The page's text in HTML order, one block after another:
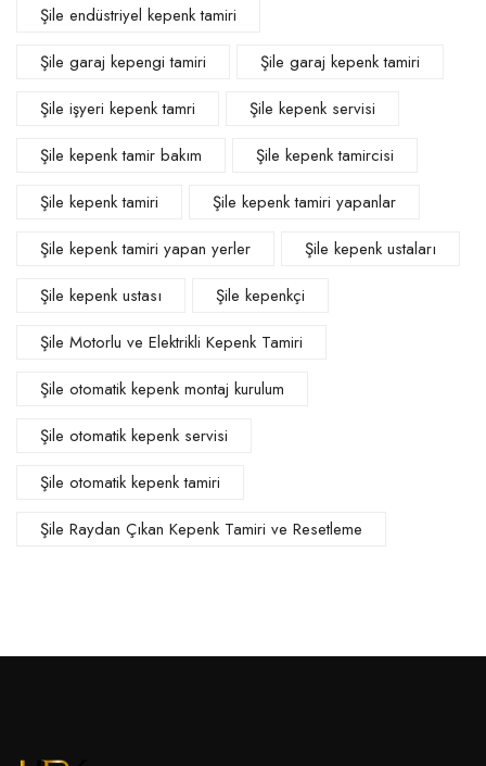
Şile endüstriyel kepenk tamiri
Şile garaj kepengi tamiri
Şile garaj kepenk tamiri
Şile işyeri kepenk tamri
Şile kepenk servisi
Şile kepenk tamir bakım
Şile kepenk tamircisi
Şile kepenk tamiri
Şile kepenk tamiri yapanlar
Şile kepenk tamiri yapan yerler
Şile kepenk ustaları
Şile kepenk ustası
Şile kepenkçi
Şile Motorlu ve Elektrikli Kepenk Tamiri
Şile otomatik kepenk montaj kurulum
Şile otomatik kepenk servisi
Şile otomatik kepenk tamiri
Şile Raydan Çıkan Kepenk Tamiri ve Resetleme